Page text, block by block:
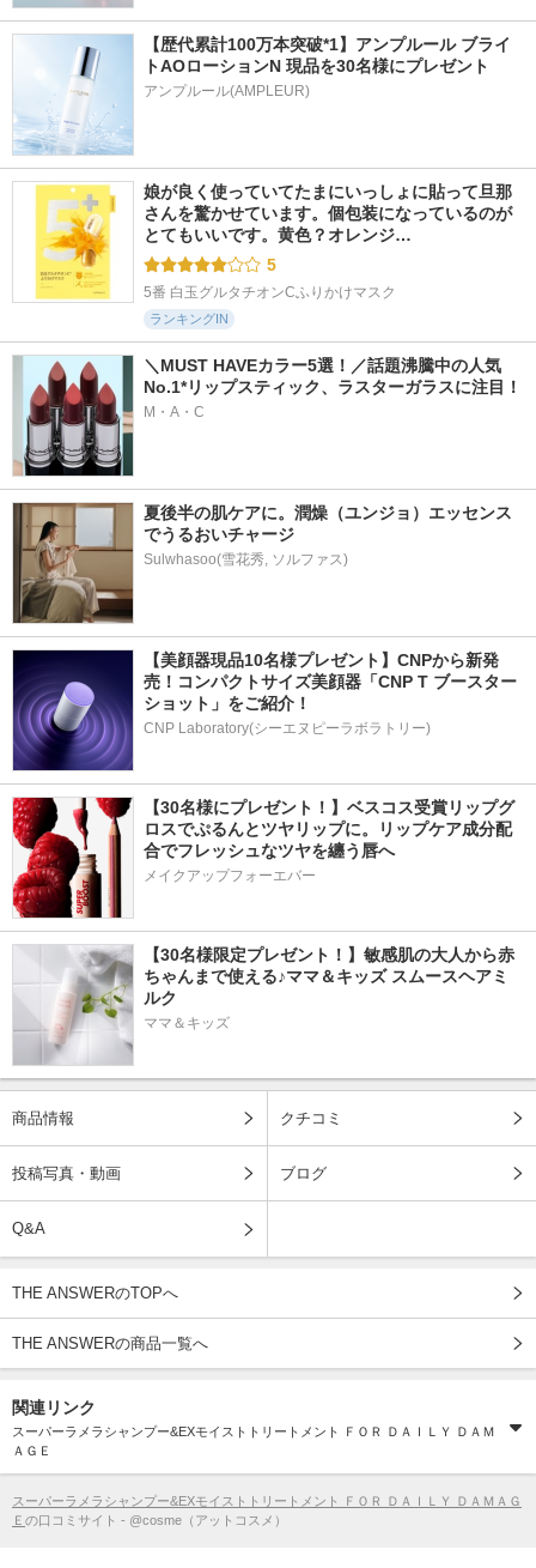
【歴代累計100万本突破*1】アンプルール ブライ
トAOローションN 現品を30名様にプレゼント
アンプルール(AMPLEUR)
娘が良く使っていてたまにいっしょに貼って旦那
さんを驚かせています。個包装になっているのが
とてもいいです。黄色？オレンジ…
5
5番 白玉グルタチオンCふりかけマスク
ランキングIN
＼MUST HAVEカラー5選！／話題沸騰中の人気
No.1*リップスティック、ラスターガラスに注目！
M・A・C
夏後半の肌ケアに。潤燥（ユンジョ）エッセンス
でうるおいチャージ
Sulwhasoo(雪花秀, ソルファス)
【美顔器現品10名様プレゼント】CNPから新発
売！コンパクトサイズ美顔器「CNP T ブースター
ショット」をご紹介！
CNP Laboratory(シーエヌピーラボラトリー)
【30名様にプレゼント！】ベスコス受賞リップグ
ロスでぷるんとツヤリップに。リップケア成分配
合でフレッシュなツヤを纏う唇へ
メイクアップフォーエバー
【30名様限定プレゼント！】敏感肌の大人から赤
ちゃんまで使える♪ママ＆キッズ スムースヘアミ
ルク
ママ＆キッズ
商品情報 クチコミ
投稿写真・動画 ブログ
Q&A
THE ANSWERのTOPへ
THE ANSWERの商品一覧へ
関連リンク
スーパーラメラシャンプー&EXモイストトリートメント ＦＯＲ ＤＡＩＬＹ ＤＡＭ
ＡＧＥ
スーパーラメラシャンプー&EXモイストトリートメント ＦＯＲ ＤＡＩＬＹ ＤＡＭＡＧ
Ｅ の口コミサイト - @cosme（アットコスメ）